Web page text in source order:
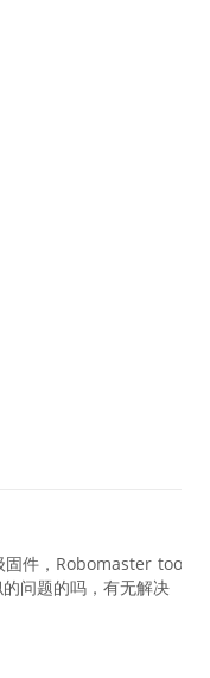
固件，Robomaster too
问题的吗，有无解决